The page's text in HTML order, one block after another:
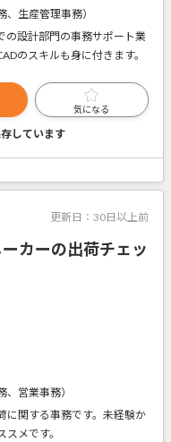
生産管理事務）
の設計部門の事務サポート業
のスキルも身に付きます。
気になる
しています
更新日： 30日以上前
カーの出荷チェッ
営業事務）
に関する事務です。未経験か
メです。